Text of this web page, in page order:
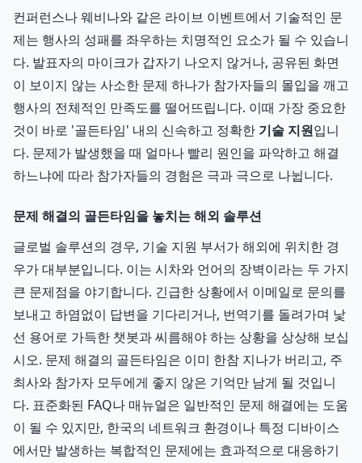
컨퍼런스나 웨비나와 같은 라이브 이벤트에서 기술적인 문
제는 행사의 성패를 좌우하는 치명적인 요소가 될 수 있습니
다. 발표자의 마이크가 갑자기 나오지 않거나, 공유된 화면
이 보이지 않는 사소한 문제 하나가 참가자들의 몰입을 깨고
행사의 전체적인 만족도를 떨어뜨립니다. 이때 가장 중요한
것이 바로 '골든타임' 내의 신속하고 정확한 기술 지원입니
다. 문제가 발생했을 때 얼마나 빨리 원인을 파악하고 해결
하느냐에 따라 참가자들의 경험은 극과 극으로 나뉩니다.
문제 해결의 골든타임을 놓치는 해외 솔루션
글로벌 솔루션의 경우, 기술 지원 부서가 해외에 위치한 경
우가 대부분입니다. 이는 시차와 언어의 장벽이라는 두 가지
큰 문제점을 야기합니다. 긴급한 상황에서 이메일로 문의를
보내고 하염없이 답변을 기다리거나, 번역기를 돌려가며 낯
선 용어로 가득한 챗봇과 씨름해야 하는 상황을 상상해 보십
시오. 문제 해결의 골든타임은 이미 한참 지나가 버리고, 주
최사와 참가자 모두에게 좋지 않은 기억만 남게 될 것입니
다. 표준화된 FAQ나 매뉴얼은 일반적인 문제 해결에는 도움
이 될 수 있지만, 한국의 네트워크 환경이나 특정 디바이스
에서만 발생하는 복합적인 문제에는 효과적으로 대응하기